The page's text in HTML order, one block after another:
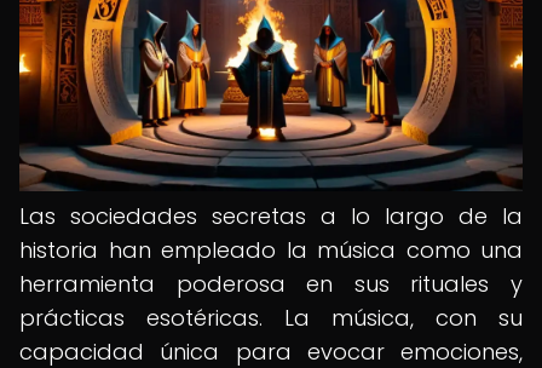
Las sociedades secretas a lo largo de la
historia han empleado la música como una
herramienta poderosa en sus rituales y
prácticas esotéricas. La música, con su
capacidad única para evocar emociones,